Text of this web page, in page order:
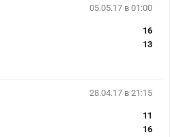
05.05.17 в 01:00
16
13
28.04.17 в 21:15
11
16